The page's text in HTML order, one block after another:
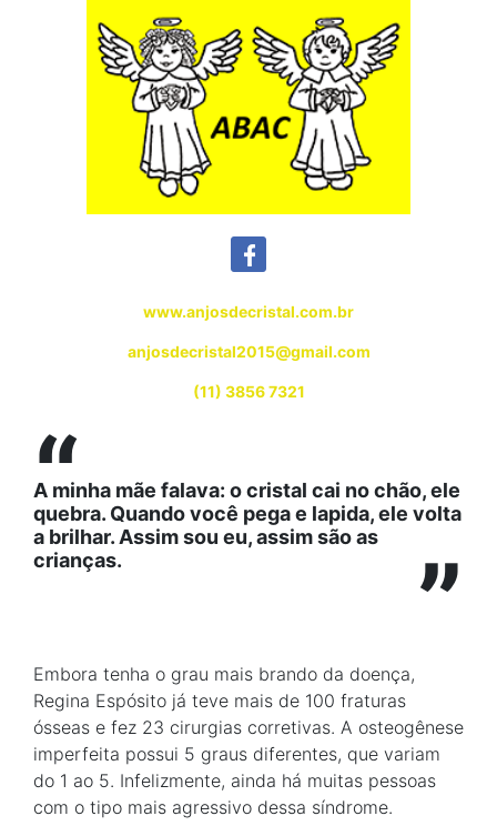
www.anjosdecristal.com.br
anjosdecristal2015@gmail.com
(11) 3856 7321
“
A minha mãe falava: o cristal cai no chão, ele
quebra. Quando você pega e lapida, ele volta
a brilhar. Assim sou eu, assim são as
crianças.
”
Embora tenha o grau mais brando da doença,
Regina Espósito já teve mais de 100 fraturas
ósseas e fez 23 cirurgias corretivas. A osteogênese
imperfeita possui 5 graus diferentes, que variam
do 1 ao 5. Infelizmente, ainda há muitas pessoas
com o tipo mais agressivo dessa síndrome.